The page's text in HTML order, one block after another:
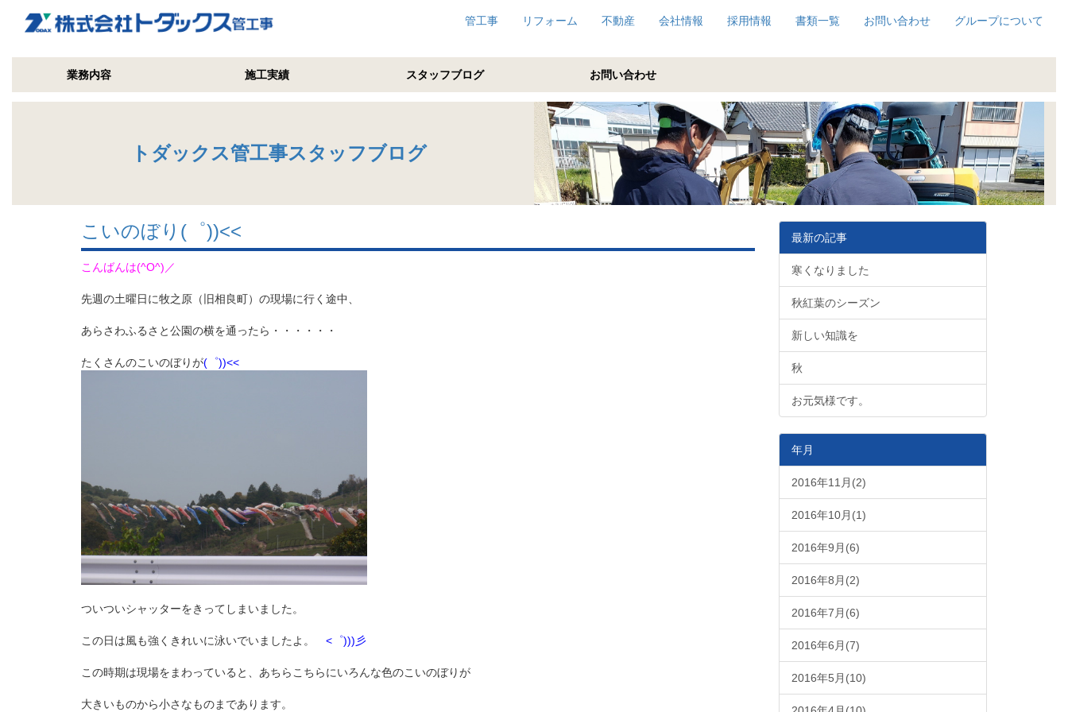
管工事 リフォーム 不動産 会社情報 採用情報 書類一覧 お問い合わせ グループについて
業務内容 施工実績 スタッフブログ お問い合わせ
トダックス管工事スタッフブログ
こいのぼり(゜))<<
こんばんは(^O^)／
先週の土曜日に牧之原（旧相良町）の現場に行く途中、
あらさわふるさと公園の横を通ったら・・・・・・
たくさんのこいのぼりが(゜))<<
ついついシャッターをきってしまいました。
この日は風も強くきれいに泳いでいましたよ。 <゜)))彡
この時期は現場をまわっていると、あちらこちらにいろんな色のこいのぼりが
大きいものから小さなものまであります。
最新の記事
寒くなりました
秋紅葉のシーズン
新しい知識を
秋
お元気様です。
年月
2016年11月(2)
2016年10月(1)
2016年9月(6)
2016年8月(2)
2016年7月(6)
2016年6月(7)
2016年5月(10)